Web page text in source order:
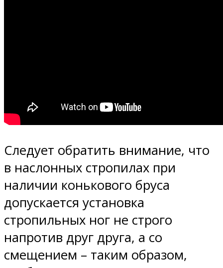
Следует обратить внимание, что
в наслонных стропилах при
наличии конькового бруса
допускается установка
стропильных ног не строго
напротив друг друга, а со
смещением – таким образом,